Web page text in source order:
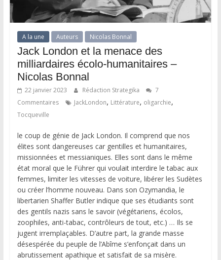
A la une Auteurs Nicolas Bonnal
Jack London et la menace des
milliardaires écolo-humanitaires –
Nicolas Bonnal
22 janvier 2023 Rédaction Strategika
7
Commentaires
JackLondon, Littérature, oligarchie,
Tocqueville
le coup de génie de Jack London. Il comprend que nos
élites sont dangereuses car gentilles et humanitaires,
missionnées et messianiques. Elles sont dans le même
état moral que le Führer qui voulait interdire le tabac aux
femmes, limiter les vitesses de voiture, libérer les Sudètes
ou créer l’homme nouveau. Dans son Ozymandia, le
libertarien Shaffer Butler indique que ses étudiants sont
des gentils nazis sans le savoir (végétariens, écolos,
zoophiles, anti-tabac, contrôleurs de tout, etc.) … Ils se
jugent irremplaçables. D’autre part, la grande masse
désespérée du peuple de l’Abîme s’enfonçait dans un
abrutissement apathique et satisfait de sa misère.